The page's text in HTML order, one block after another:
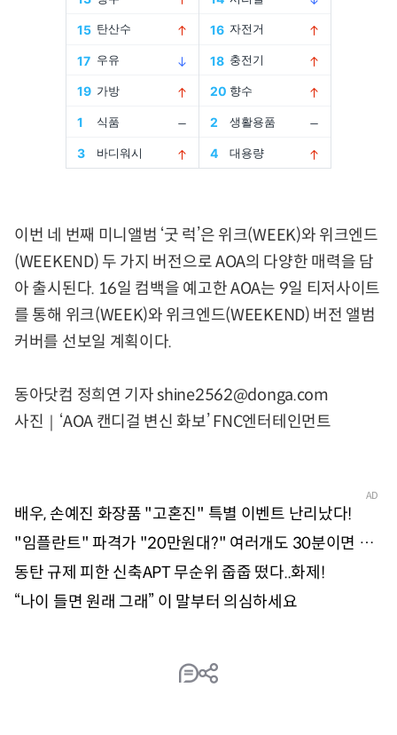
이번 네 번째 미니앨범 ‘굿 럭’은 위크(WEEK)와 위크엔드
(WEEKEND) 두 가지 버전으로 AOA의 다양한 매력을 담
아 출시된다. 16일 컴백을 예고한 AOA는 9일 티저사이트
를 통해 위크(WEEK)와 위크엔드(WEEKEND) 버전 앨범
커버를 선보일 계획이다.
동아닷컴 정희연 기자 shine2562@donga.com
사진｜‘AOA 캔디걸 변신 화보’ FNC엔터테인먼트